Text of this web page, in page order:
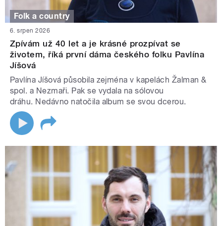
Folk a country
6. srpen 2026
Zpívám už 40 let a je krásné prozpívat se
životem, říká první dáma českého folku Pavlína
Jíšová
Pavlína Jíšová působila zejména v kapelách Žalman &
spol. a Nezmaři. Pak se vydala na sólovou
dráhu. Nedávno natočila album se svou dcerou.